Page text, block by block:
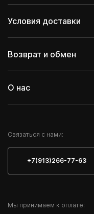
Условия доставки
Возврат и обмен
О нас
Мы принимаем к оплате:
Cвязаться с нами:
+7(913)266-77-63